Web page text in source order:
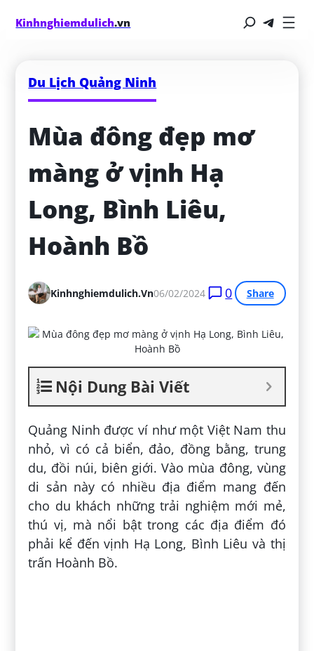
Kinhnghiemdulich.vn
Du Lịch Quảng Ninh
Mùa đông đẹp mơ
màng ở vịnh Hạ
Long, Bình Liêu,
Hoành Bồ
Kinhnghiemdulich.vn06/02/2024 0 Share
Nội Dung Bài Viết
Quảng Ninh được ví như một Việt Nam thu
nhỏ, vì có cả biển, đảo, đồng bằng, trung
du, đồi núi, biên giới. Vào mùa đông, vùng
di sản này có nhiều địa điểm mang đến
cho du khách những trải nghiệm mới mẻ,
thú vị, mà nổi bật trong các địa điểm đó
phải kể đến vịnh Hạ Long, Bình Liêu và thị
trấn Hoành Bồ.